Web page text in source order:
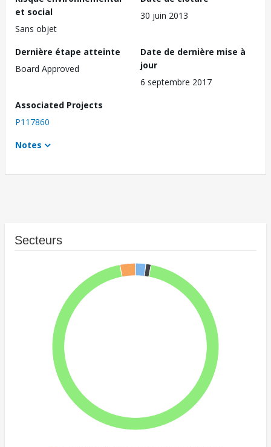
et social
Sans objet
30 juin 2013
Dernière étape atteinte
Board Approved
Date de dernière mise à
jour
6 septembre 2017
Associated Projects
P117860
Notes
Secteurs